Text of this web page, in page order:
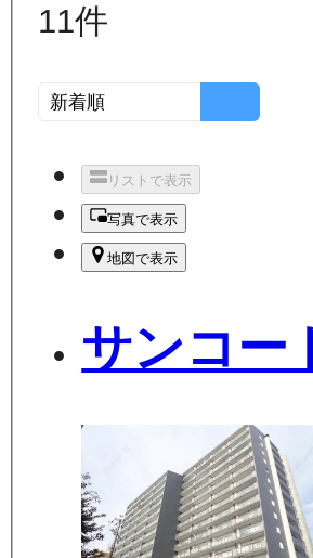
11件
リストで表示
写真で表示
地図で表示
サンコー